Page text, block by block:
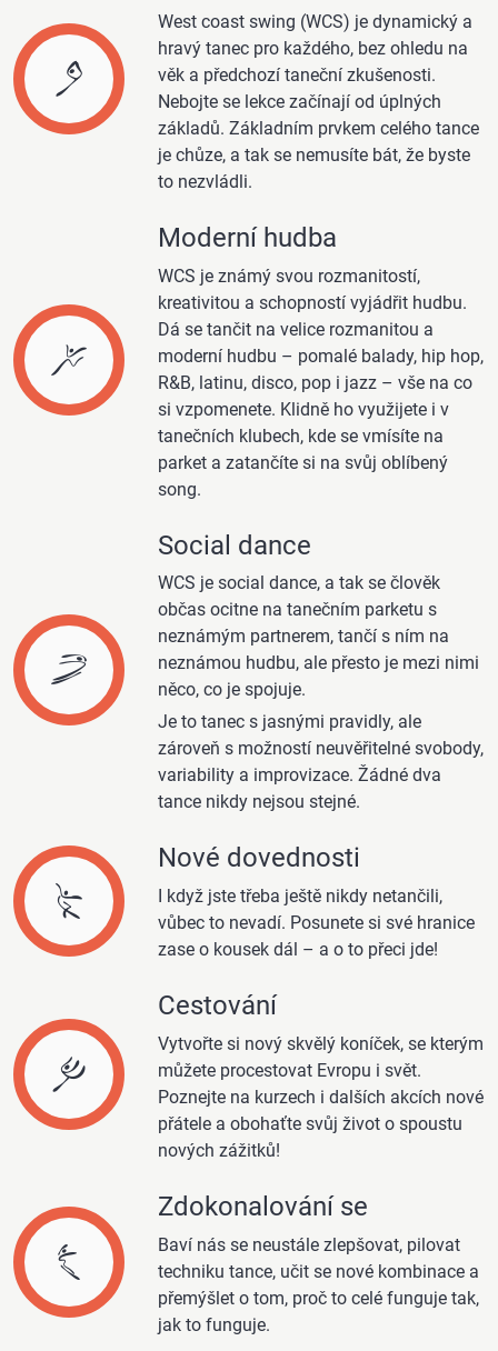
West coast swing (WCS) je dynamický a
hravý tanec pro každého, bez ohledu na
věk a předchozí taneční zkušenosti.
Nebojte se lekce začínají od úplných
základů. Základním prvkem celého tance
je chůze, a tak se nemusíte bát, že byste
to nezvládli.
Moderní hudba
WCS je známý svou rozmanitostí,
kreativitou a schopností vyjádřit hudbu.
Dá se tančit na velice rozmanitou a
moderní hudbu – pomalé balady, hip hop,
R&B, latinu, disco, pop i jazz – vše na co
si vzpomenete. Klidně ho využijete i v
tanečních klubech, kde se vmísíte na
parket a zatančíte si na svůj oblíbený
song.
Social dance
WCS je social dance, a tak se člověk
občas ocitne na tanečním parketu s
neznámým partnerem, tančí s ním na
neznámou hudbu, ale přesto je mezi nimi
něco, co je spojuje.
Je to tanec s jasnými pravidly, ale
zároveň s možností neuvěřitelné svobody,
variability a improvizace. Žádné dva
tance nikdy nejsou stejné.
Nové dovednosti
I když jste třeba ještě nikdy netančili,
vůbec to nevadí. Posunete si své hranice
zase o kousek dál – a o to přeci jde!
Cestování
Vytvořte si nový skvělý koníček, se kterým
můžete procestovat Evropu i svět.
Poznejte na kurzech i dalších akcích nové
přátele a obohaťte svůj život o spoustu
nových zážitků!
Zdokonalování se
Baví nás se neustále zlepšovat, pilovat
techniku tance, učit se nové kombinace a
přemýšlet o tom, proč to celé funguje tak,
jak to funguje.